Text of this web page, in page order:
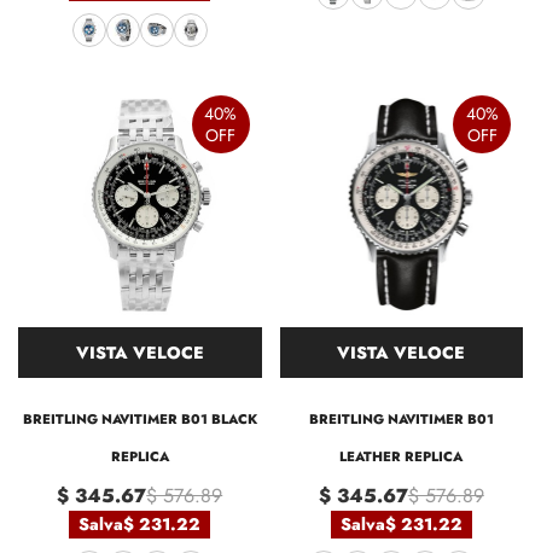
40%
OFF
VISTA VELOCE
BREITLING NAVITIMER B01 BLACK
REPLICA
$ 345.67$ 576.89
Salva$ 231.22
40%
OFF
VISTA VELOCE
BREITLING NAVITIMER B01
LEATHER REPLICA
$ 345.67$ 576.89
Salva$ 231.22